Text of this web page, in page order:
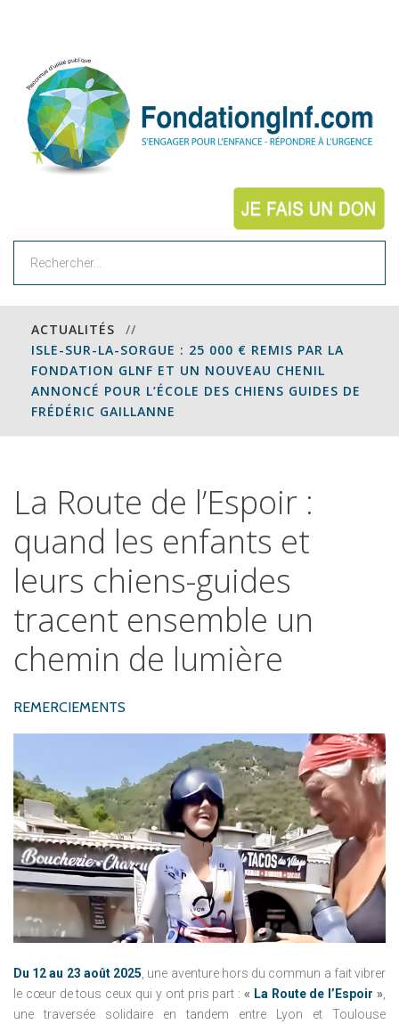
ACTUALITÉS
//
ISLE-SUR-LA-SORGUE : 25 000 € REMIS PAR LA
FONDATION GLNF ET UN NOUVEAU CHENIL
ANNONCÉ POUR L’ÉCOLE DES CHIENS GUIDES DE
FRÉDÉRIC GAILLANNE
La Route de l’Espoir :
quand les enfants et
leurs chiens-guides
tracent ensemble un
chemin de lumière
REMERCIEMENTS
Du 12 au 23 août 2025, une aventure hors du commun a fait vibrer
le cœur de tous ceux qui y ont pris part : « La Route de l’Espoir »,
une traversée solidaire en tandem entre Lyon et Toulouse